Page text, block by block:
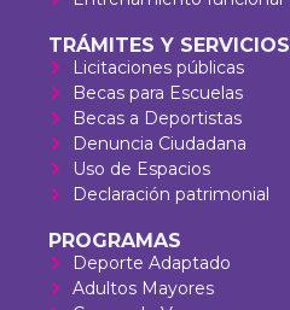
TRÁMITES Y SERVICIOS
Licitaciones públicas
Becas para Escuelas
Becas a Deportistas
Denuncia Ciudadana
Uso de Espacios
Declaración patrimonial
PROGRAMAS
Deporte Adaptado
Adultos Mayores